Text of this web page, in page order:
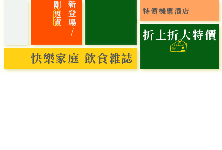
新
登
場
/
剛
返
貨 特價機票酒店
折上折大特價
快樂家庭 飲食雜誌